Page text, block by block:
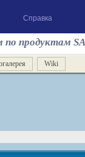
Справка
по продуктам
Wiki